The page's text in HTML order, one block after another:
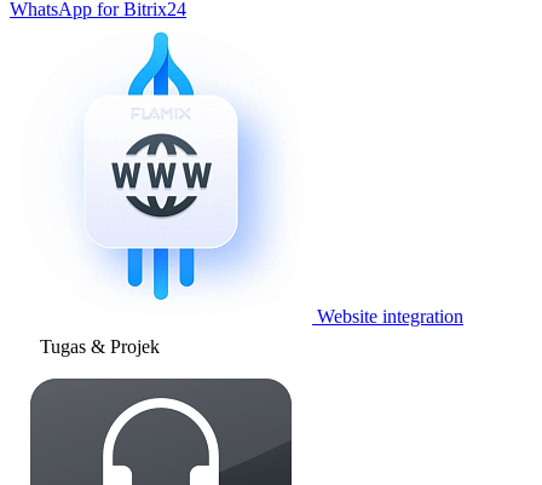
WhatsApp for Bitrix24
Website integration
Tugas & Projek